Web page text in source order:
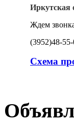
Иркутская
Ждем
(3952)48-
Схема